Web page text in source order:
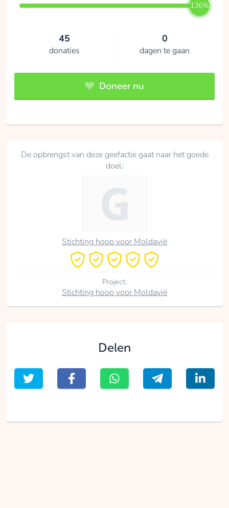
136%
45
donaties
0
dagen te gaan
Doneer nu
De opbrengst van deze geefactie gaat naar het goede
doel:
Stichting hoop voor Moldavië
Project:
Stichting hoop voor Moldavië
Delen